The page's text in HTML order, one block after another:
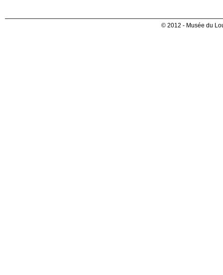
© 2012 - Musée du